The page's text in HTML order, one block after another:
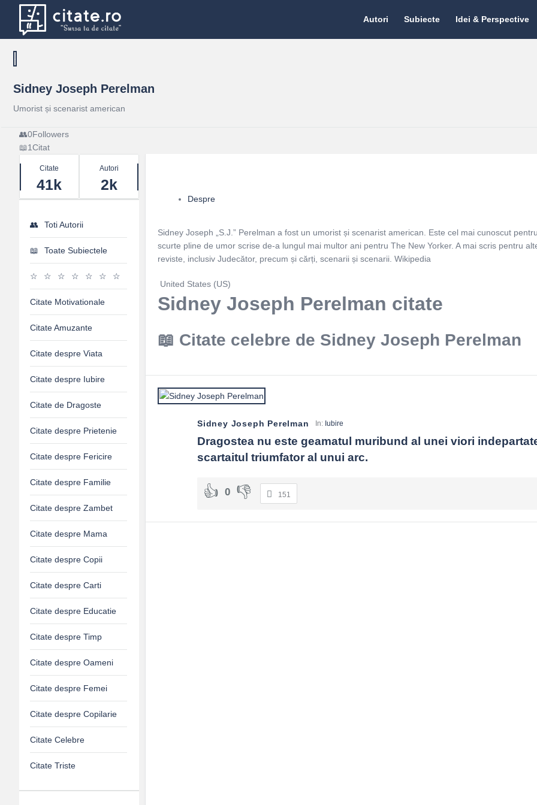
Citate.ro
Autori Subiecte Idei & Perspective
Sidney Joseph Perelman
Umorist și scenarist american
0Followers
1Citat
Despre
Sidney Joseph „S.J.” Perelman a fost un umorist și scenarist american. Este cel mai cunoscut
scurte pline de umor scrise de-a lungul mai multor ani pentru The New Yorker. A mai scris pentru
reviste, inclusiv Judecător, precum și cărți, scenarii și scenarii. Wikipedia
United States (US)
Sidney Joseph Perelman citate
Citate celebre de Sidney Joseph Perelman
Sidney Joseph Perelman In: Iubire
Dragostea nu este geamatul muribund al unei viori
scartaitul triumfator al unui arc.
0 151
Stats
Citate
41k
Autori
2k
Toti Autorii
Toate Subiectele
Citate Motivationale
Citate Amuzante
Citate despre Viata
Citate despre Iubire
Citate de Dragoste
Citate despre Prietenie
Citate despre Fericire
Citate despre Familie
Citate despre Zambet
Citate despre Mama
Citate despre Copii
Citate despre Carti
Citate despre Educatie
Citate despre Timp
Citate despre Oameni
Citate despre Femei
Citate despre Copilarie
Citate Celebre
Citate Triste